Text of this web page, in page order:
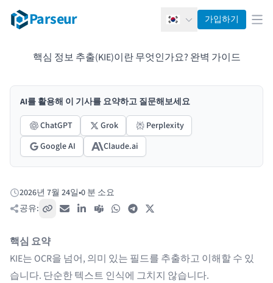
Parseur 한국어가입하기 메
핵심 정보 추출(KIE)이란 무엇인가요? 완벽 가이드
AI를 활용해 이 기사를 요약하고 질문해보세요
ChatGPT
Grok
Perplexity
Google AI
Claude.ai
게시됨:
2026년 7월 24일•0 분 소요
공유:
링크 복사이메일LinkedIn
Teams WhatsAppTelegram
핵심 요약
KIE는 OCR을 넘어, 의미 있는 필드를 추출하고 이해할 수 있
습니다. 단순한 텍스트 인식에 그치지 않습니다.